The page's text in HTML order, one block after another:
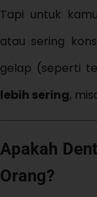
Tapi untuk
atau sering
gelap (seperti
lebih sering,
Apakah
Orang?